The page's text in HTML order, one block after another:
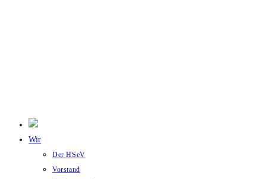
Wir
Der HSeV
Vorstand